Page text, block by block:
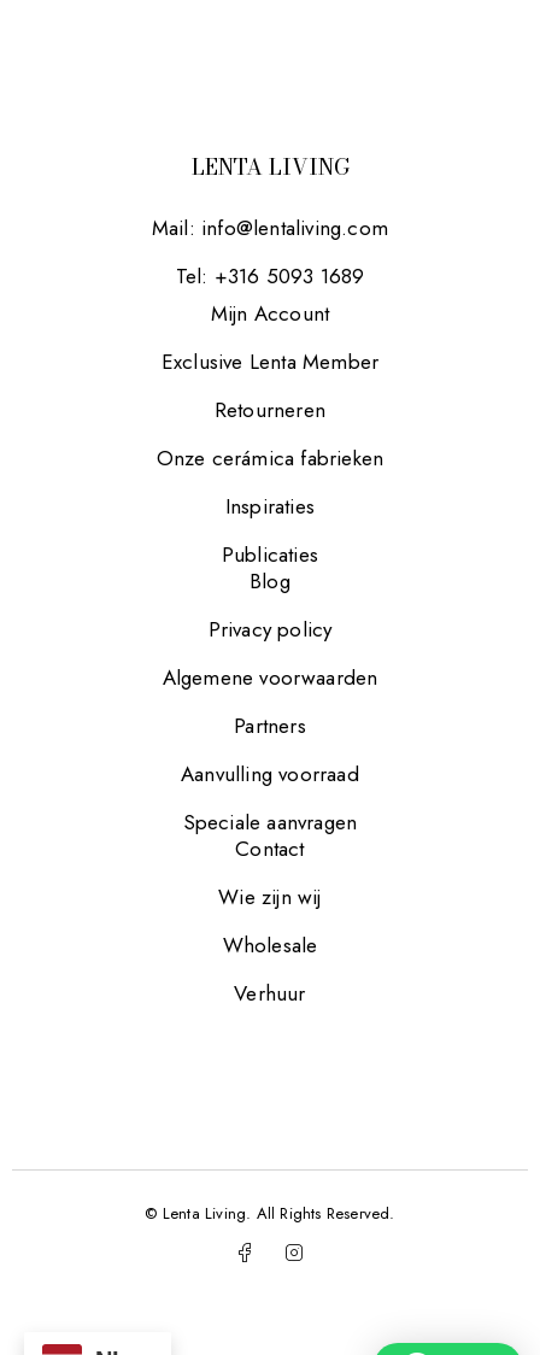
LENTA LIVING
Mail: info@lentaliving.com
Tel: +316 5093 1689
Mijn Account
Exclusive Lenta Member
Retourneren
Onze cerámica fabrieken
Inspiraties
Publicaties
Blog
Privacy policy
Algemene voorwaarden
Partners
Aanvulling voorraad
Speciale aanvragen
Contact
Wie zijn wij
Wholesale
Verhuur
© Lenta Living. All Rights Reserved.